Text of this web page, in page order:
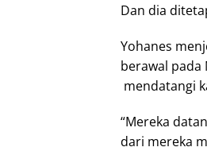
Dan dia
Yohanes
berawal pada
mendatangi
“Mereka
dari mereka